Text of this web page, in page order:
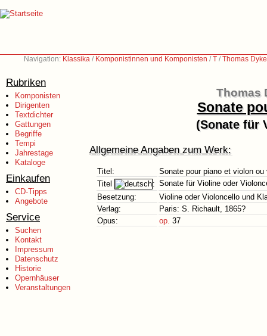
Navigation: Klassika / Komponistinnen und Komponisten /T /Thomas
Rubriken
Komponisten
Dirigenten
Textdichter
Gattungen
Begriffe
Tempi
Jahrestage
Kataloge
Einkaufen
CD-Tipps
Angebote
Service
Suchen
Kontakt
Impressum
Datenschutz
Historie
Opernhäuser
Veranstaltungen
Thomas
Sonate
(Sonate für
Allgemeine Angaben zum Werk:
Titel:
Sonate pour piano et violon ou
Titel
: Sonate für Violine oder
Besetzung:
Violine oder Violoncello und
Verlag:
Paris: S. Richault, 1865?
Opus:
op. 37